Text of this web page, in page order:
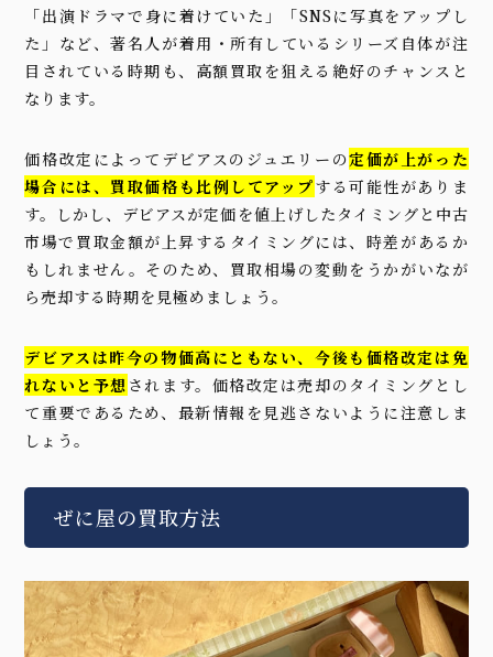
「出演ドラマで身に着けていた」「SNSに写真をアップし
た」など、著名人が着用・所有しているシリーズ自体が注
目されている時期も、高額買取を狙える絶好のチャンスと
なります。
価格改定によってデビアスのジュエリーの定価が上がった
場合には、買取価格も比例してアップする可能性がありま
す。しかし、デビアスが定価を値上げしたタイミングと中古
市場で買取金額が上昇するタイミングには、時差があるか
もしれません。そのため、買取相場の変動をうかがいなが
ら売却する時期を見極めましょう。
デビアスは昨今の物価高にともない、今後も 価格改定は免
れないと予想 されます。価格改定は売却のタイミングとし
て重要であるため、最新情報を見逃さないように注意しま
しょう。
ぜに屋の買取方法